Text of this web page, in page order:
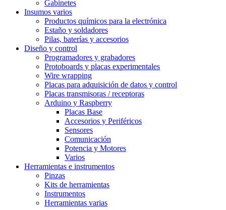
Gabinetes
Insumos varios
Productos químicos para la electrónica
Estaño y soldadores
Pilas, baterías y accesorios
Diseño y control
Programadores y grabadores
Protoboards y placas experimentales
Wire wrapping
Placas para adquisición de datos y control
Placas transmisoras / receptoras
Arduino y Raspberry
Placas Base
Accesorios y Periféricos
Sensores
Comunicación
Potencia y Motores
Varios
Herramientas e instrumentos
Pinzas
Kits de herramientas
Instrumentos
Herramientas varias